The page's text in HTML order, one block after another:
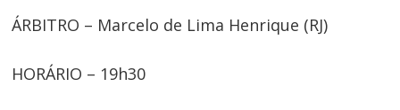
ÁRBITRO – Marcelo de Lima Henrique (RJ)
HORÁRIO – 19h30